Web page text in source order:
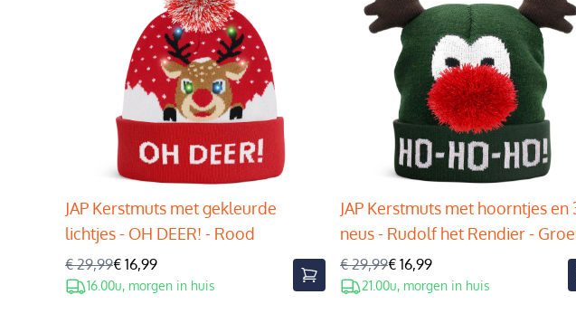
JAP Kerstmuts met gekleurde
lichtjes - OH DEER! - Rood
€ 29,99€ 16,99
16.00u, morgen in huis
JAP Kerstmuts met hoorntjes en
neus - Rudolf het Rendier -
€ 29,99€ 16,99
21.00u, morgen in huis